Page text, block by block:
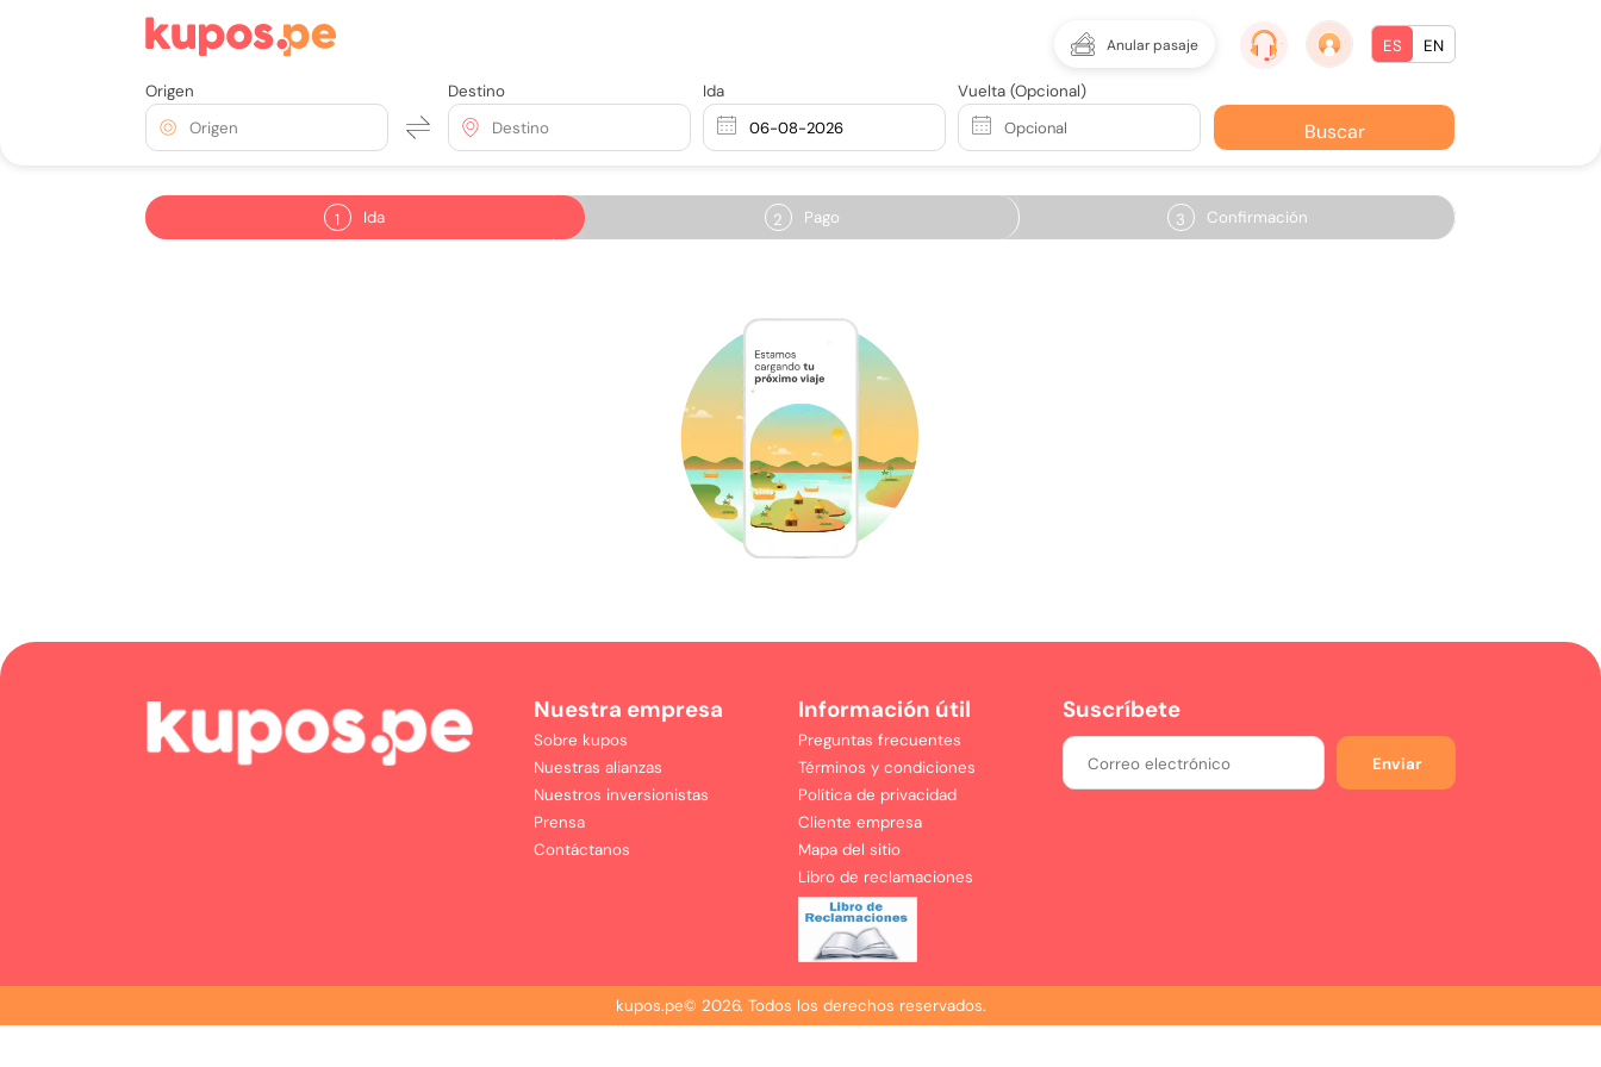
Anular pasaje ES EN
Origen
Origen
Destino
Destino
Ida Vuelta (Opcional)
Buscar
1 Ida 2 Pago 3 Confirmación
Nuestra empresa
Sobre kupos
Nuestras alianzas
Nuestros inversionistas
Prensa
Contáctanos
Información útil
Preguntas frecuentes
Términos y condiciones
Política de privacidad
Cliente empresa
Mapa del sitio
Libro de reclamaciones
Suscríbete
Enviar
kupos.pe© 2026. Todos los derechos reservados.